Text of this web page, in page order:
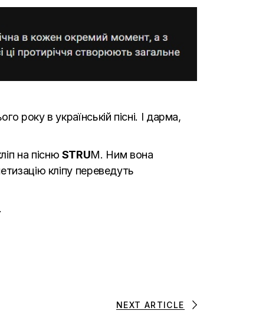
року в українській пісні. І дарма,
на пісню STRUM. Ним вона
кліпу переведуть
NEXT ARTICLE